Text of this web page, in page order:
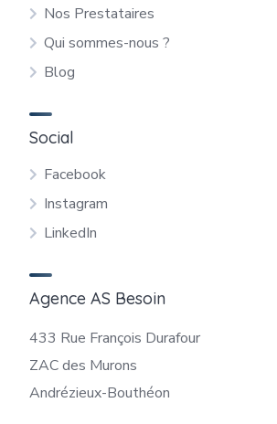
Nos Prestataires
Qui sommes-nous ?
Blog
Social
Facebook
Instagram
LinkedIn
Agence AS Besoin
433 Rue François Durafour
ZAC des Murons
Andrézieux-Bouthéon